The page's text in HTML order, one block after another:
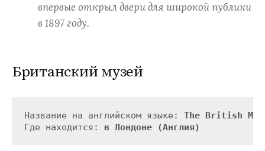
впервые открыл двери для широкой публики
в 1897 году.
Британский музей
Название на английском языке: The British
Где находится: в Лондоне (Англия)